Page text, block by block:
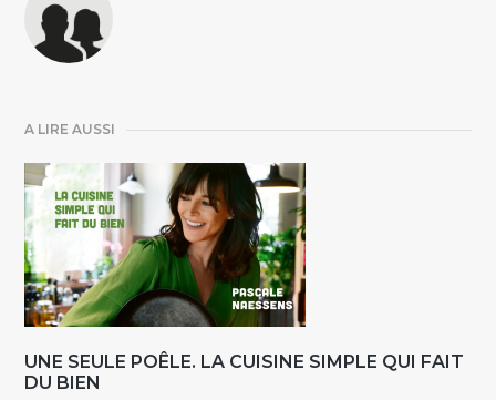
A LIRE AUSSI
UNE SEULE POÊLE. LA CUISINE SIMPLE QUI FAIT
DU BIEN